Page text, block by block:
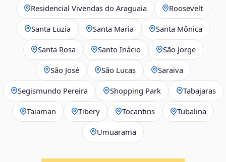
Residencial Vivendas do Araguaia Roosevelt
Santa Luzia Santa Maria Santa Mônica
Santa Rosa Santo Inácio São Jorge
São José São Lucas Saraiva
Segismundo Pereira Shopping Park Tabajaras
Taiaman Tibery Tocantins Tubalina
Umuarama